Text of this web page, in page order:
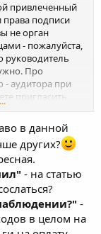
привлеченный
подписи
не орган
- пожалуйста,
руководитель
Про
- аудитора при
пригласить
самостоятельно -
в данной
других?
- на статью
-
в целом на